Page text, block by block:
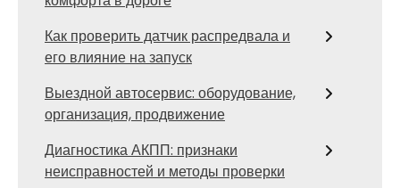
Как проверить датчик распредвала и
его влияние на запуск
Выездной автосервис: оборудование,
организация, продвижение
Диагностика АКПП: признаки
неисправностей и методы проверки